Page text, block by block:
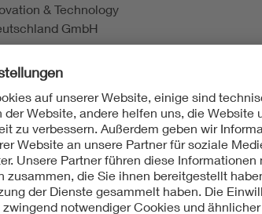
& Technology
GmbH
vor Ort in München statt. Der Vortrag wird
übertragen.
Anmeldung an, ob Sie vor Ort teilnehmen
Sie das bitte im Feld
erhalten Sie den Teilnahmelink nach